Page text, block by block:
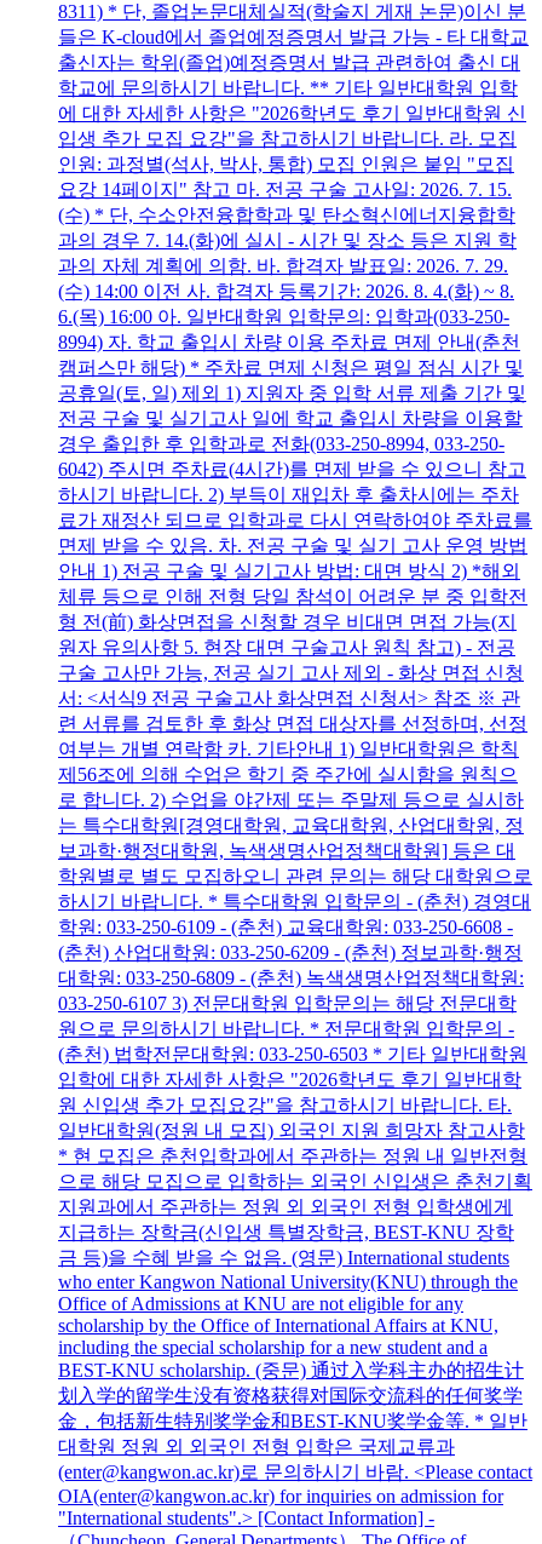
8311) * 단, 졸업논문대체실적(학술지 게재 논문)이신 분
들은 K-cloud에서 졸업예정증명서 발급 가능 - 타 대학교
출신자는 학위(졸업)예정증명서 발급 관련하여 출신 대
학교에 문의하시기 바랍니다. ** 기타 일반대학원 입학
에 대한 자세한 사항은 "2026학년도 후기 일반대학원 신
입생 추가 모집 요강"을 참고하시기 바랍니다. 라. 모집
인원: 과정별(석사, 박사, 통합) 모집 인원은 붙임 "모집
요강 14페이지" 참고 마. 전공 구술 고사일: 2026. 7. 15.
(수) * 단, 수소안전융합학과 및 탄소혁신에너지융합학
과의 경우 7. 14.(화)에 실시 - 시간 및 장소 등은 지원 학
과의 자체 계획에 의함. 바. 합격자 발표일: 2026. 7. 29.
(수) 14:00 이전 사. 합격자 등록기간: 2026. 8. 4.(화) ~ 8.
6.(목) 16:00 아. 일반대학원 입학문의: 입학과(033-250-
8994) 자. 학교 출입시 차량 이용 주차료 면제 안내(춘천
캠퍼스만 해당) * 주차료 면제 신청은 평일 점심 시간 및
공휴일(토, 일) 제외 1) 지원자 중 입학 서류 제출 기간 및
전공 구술 및 실기고사 일에 학교 출입시 차량을 이용할
경우 출입한 후 입학과로 전화(033-250-8994, 033-250-
6042) 주시면 주차료(4시간)를 면제 받을 수 있으니 참고
하시기 바랍니다. 2) 부득이 재입차 후 출차시에는 주차
료가 재정산 되므로 입학과로 다시 연락하여야 주차료를
면제 받을 수 있음. 차. 전공 구술 및 실기 고사 운영 방법
안내 1) 전공 구술 및 실기고사 방법: 대면 방식 2) *해외
체류 등으로 인해 전형 당일 참석이 어려운 분 중 입학전
형 전(前) 화상면접을 신청할 경우 비대면 면접 가능(지
원자 유의사항 5. 현장 대면 구술고사 원칙 참고) - 전공
구술 고사만 가능, 전공 실기 고사 제외 - 화상 면접 신청
서: <서식9 전공 구술고사 화상면접 신청서> 참조 ※ 관
련 서류를 검토한 후 화상 면접 대상자를 선정하며, 선정
여부는 개별 연락함 카. 기타안내 1) 일반대학원은 학칙
제56조에 의해 수업은 학기 중 주간에 실시함을 원칙으
로 합니다. 2) 수업을 야간제 또는 주말제 등으로 실시하
는 특수대학원[경영대학원, 교육대학원, 산업대학원, 정
보과학·행정대학원, 녹색생명산업정책대학원] 등은 대
학원별로 별도 모집하오니 관련 문의는 해당 대학원으로
하시기 바랍니다. * 특수대학원 입학문의 - (춘천) 경영대
학원: 033-250-6109 - (춘천) 교육대학원: 033-250-6608 -
(춘천) 산업대학원: 033-250-6209 - (춘천) 정보과학·행정
대학원: 033-250-6809 - (춘천) 녹색생명산업정책대학원:
033-250-6107 3) 전문대학원 입학문의는 해당 전문대학
원으로 문의하시기 바랍니다. * 전문대학원 입학문의 -
(춘천) 법학전문대학원: 033-250-6503 * 기타 일반대학원
입학에 대한 자세한 사항은 "2026학년도 후기 일반대학
원 신입생 추가 모집요강"을 참고하시기 바랍니다. 타.
일반대학원(정원 내 모집) 외국인 지원 희망자 참고사항
* 현 모집은 춘천입학과에서 주관하는 정원 내 일반전형
으로 해당 모집으로 입학하는 외국인 신입생은 춘천기획
지원과에서 주관하는 정원 외 외국인 전형 입학생에게
지급하는 장학금(신입생 특별장학금, BEST-KNU 장학
금 등)을 수혜 받을 수 없음. (영문) International students
who enter Kangwon National University(KNU) through the
Office of Admissions at KNU are not eligible for any
scholarship by the Office of International Affairs at KNU,
including the special scholarship for a new student and a
BEST-KNU scholarship. (중문) 通过入学科主办的招生计
划入学的留学生没有资格获得对国际交流科的任何奖学
金，包括新生特别奖学金和BEST-KNU奖学金等. * 일반
대학원 정원 외 외국인 전형 입학은 국제교류과
(enter@kangwon.ac.kr)로 문의하시기 바람. <Please contact
OIA(enter@kangwon.ac.kr) for inquiries on admission for
"International students".> [Contact Information] -